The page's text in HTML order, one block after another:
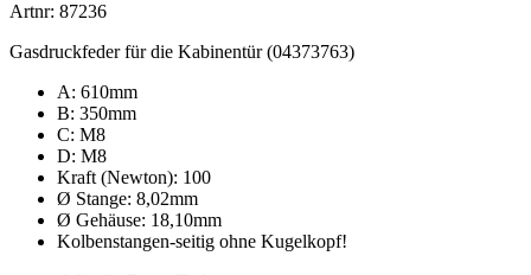
Artnr: 87236
Gasdruckfeder für die Kabinentür (04373763)
A: 610mm
B: 350mm
C: M8
D: M8
Kraft (Newton): 100
Ø Stange: 8,02mm
Ø Gehäuse: 18,10mm
Kolbenstangen-seitig ohne Kugelkopf!